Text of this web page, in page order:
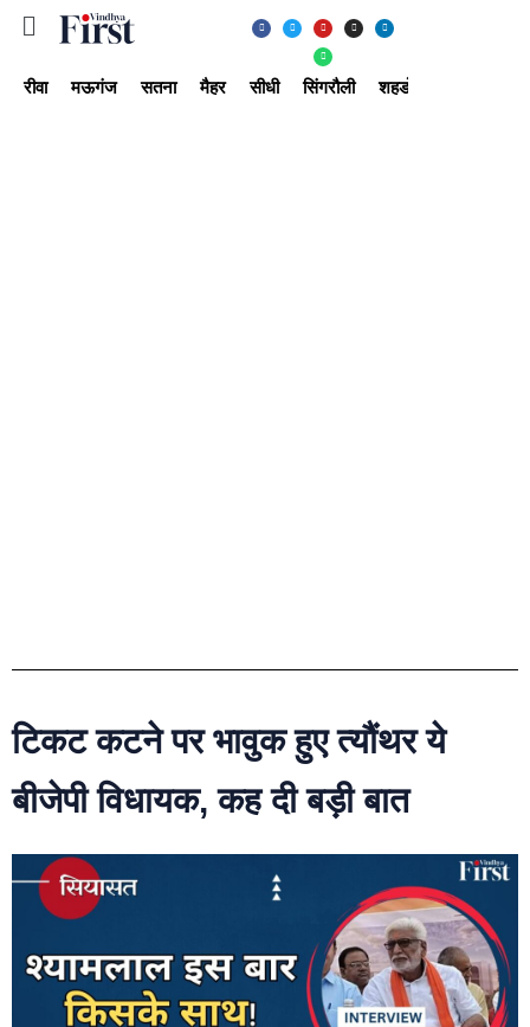
रीवा मऊगंज सतना मैहर सीधी सिंगरौली शहडोल
टिकट कटने पर भावुक हुए त्यौंथर ये
बीजेपी विधायक, कह दी बड़ी बात